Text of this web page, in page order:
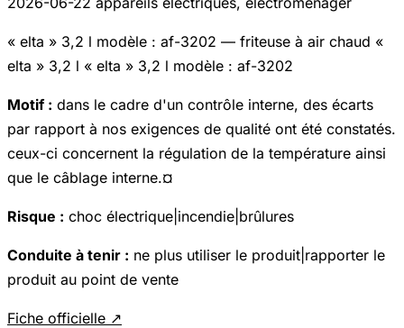
« elta » 3,2 l modèle : af-3202 — friteuse à air chaud «
elta » 3,2 l « elta » 3,2 l modèle : af-3202
Motif : dans le cadre d'un contrôle interne, des écarts
par rapport à nos exigences de qualité ont été constatés.
ceux-ci concernent la régulation de la température ainsi
que le câblage interne.¤
Risque : choc électrique|incendie|brûlures
Conduite à tenir : ne plus utiliser le produit|rapporter le
produit au point de vente
Fiche officielle ↗